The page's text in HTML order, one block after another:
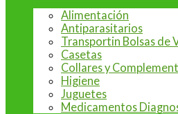
Alimentación
Antiparasitarios
Transportin Bolsas de
Casetas
Collares y
Higiene
Juguetes
Medicamentos